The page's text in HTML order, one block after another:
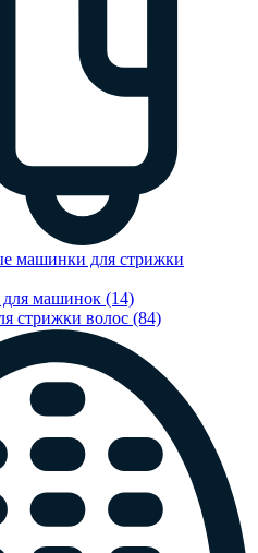
машинки для стрижки
для машинок (14)
стрижки волос (84)